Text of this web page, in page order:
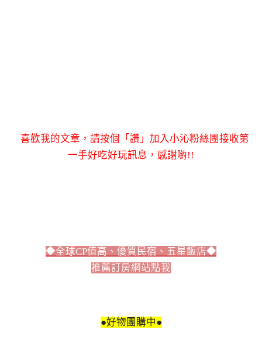
喜歡我的文章，請按個「讚」加入小沁粉絲團接收第
一手好吃好玩訊息，感謝喲!!
◆全球CP值高、優質民宿、五星飯店◆
推薦訂房網站點我
●好物團購中●